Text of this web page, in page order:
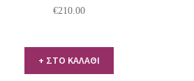
€210.00
+ ΣΤΟ ΚΑΛΑΘΙ